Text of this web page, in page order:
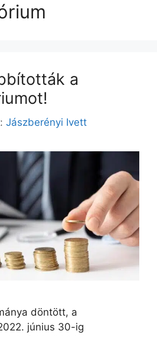
a
Jászberényi Ivett
döntött, a
június 30-ig